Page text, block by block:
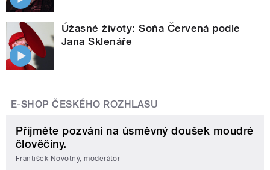
Úžasné životy: Soňa Červená podle
Jana Sklenáře
E-SHOP ČESKÉHO ROZHLASU
Přijměte pozvání na úsměvný doušek moudré
člověčiny.
František Novotný, moderátor